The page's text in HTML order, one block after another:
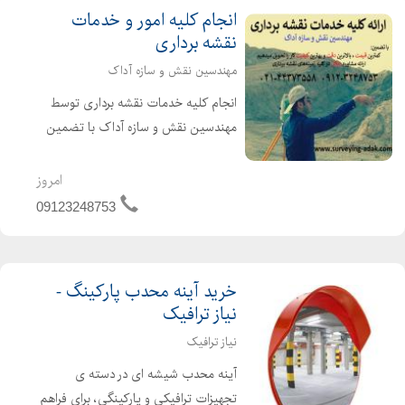
قيمت کولر آبي برفاب
قيمت کولر آبي
قيمت کولر آبي
قيمت مشعل
قيمت مشعل گازي کوره
کاتالوگ فرفورژه
کرايه ميز و صندلي در اسلامشهر
کولر آبي آبسال
کولر آبي پرتابل
کولر آبي سلولزي
کولر گازي
انجام کلیه امور و خدمات
نقشه برداری
مهندسین نقش و سازه آداک
انجام کلیه خدمات نقشه برداری توسط
مهندسین نقش و سازه آداک با تضمین
مشاوره رایگان در کلیه زمینه های نقشه
امروز
09123248753
خرید آینه محدب پارکینگ -
نیاز ترافیک
نیاز ترافیک
آینه محدب شیشه ای در دسته ی
تجهیزات ترافیکی و پارکینگی، برای فراهم